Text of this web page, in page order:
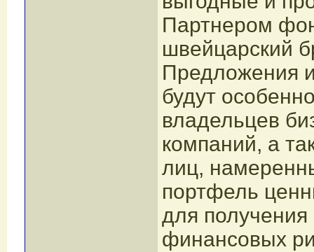
Партнером
швейцарский
Предложения
будут
владельцев
компаний, а
лиц,
портфель
для
финансовых